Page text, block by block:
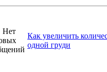
Как увеличить
одной груди